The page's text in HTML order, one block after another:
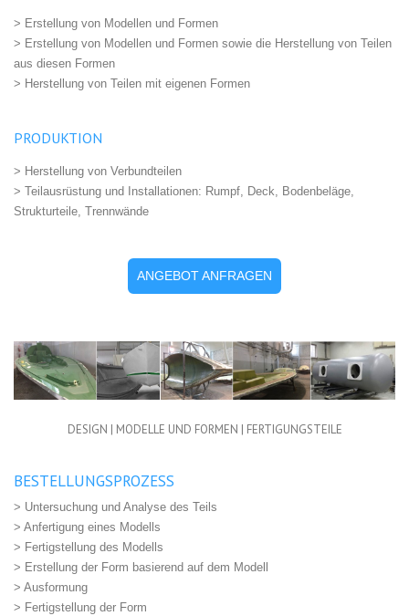
> Erstellung von Modellen und Formen
> Erstellung von Modellen und Formen sowie die Herstellung von Teilen
aus diesen Formen
> Herstellung von Teilen mit eigenen Formen
PRODUKTION
> Herstellung von Verbundteilen
> Teilausrüstung und Installationen: Rumpf, Deck, Bodenbeläge,
Strukturteile, Trennwände
ANGEBOT ANFRAGEN
DESIGN | MODELLE UND FORMEN | FERTIGUNGSTEILE
BESTELLUNGSPROZESS
> Untersuchung und Analyse des Teils
> Anfertigung eines Modells
> Fertigstellung des Modells
> Erstellung der Form basierend auf dem Modell
> Ausformung
> Fertigstellung der Form